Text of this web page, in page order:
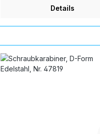
Details